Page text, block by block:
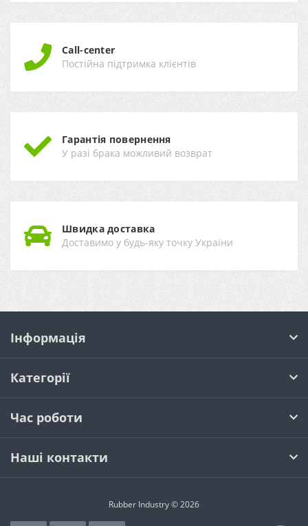
Call-center
Постійна підтримка клієнтів
Гарантія повернення
У разі брака можливий возврат
Швидка доставка
Доставимо у будь-яку точку України
Інформація
Категорії
Час роботи
Наші контакти
Rubber Industry © 2026